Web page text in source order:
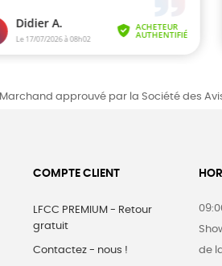
Marchand approuvé par la Société des
COMPTE CLIENT
LFCC PREMIUM - Retour
gratuit
Contactez - nous !
de